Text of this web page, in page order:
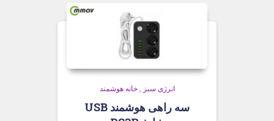
انرژی سبز ,خانه هوشمند
سه راهی هوشمند USB